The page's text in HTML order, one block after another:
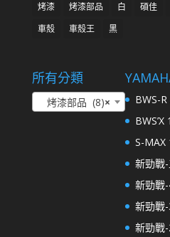
烤漆
烤漆部品 白 碩佳
車殼
車殼王 黑
所有分類
×
烤漆部品 (8)
BWS-R
S-MAX
新勁戰
新勁戰
新勁戰
新勁戰-